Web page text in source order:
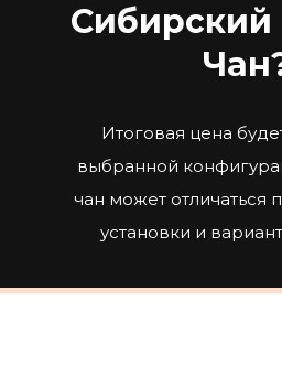
Итоговая цена
выбранной
чан может отличаться
установки и